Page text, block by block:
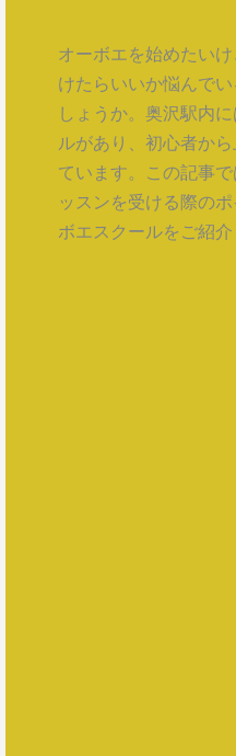
オーボエを始めたい
けたらいいか悩んで
しょうか。奥沢駅内
ルがあり、初心者か
ています。この記事
ッスンを受ける際の
ボエスクールをご紹介